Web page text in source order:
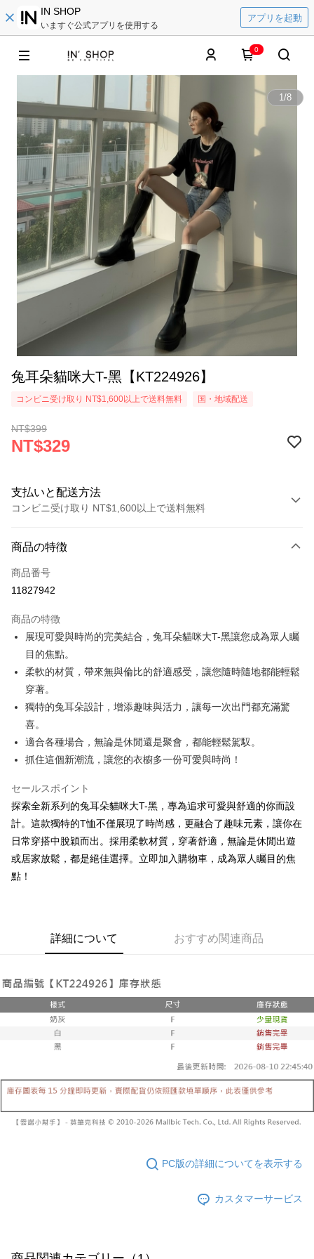
IN SHOP
いますぐ公式アプリを使用する
アプリを起動
0
1/8
兔耳朵貓咪大T-黑【KT224926】
コンビニ受け取り NT$1,600以上で送料無料 国・地域配送
NT$399
NT$329
支払いと配送方法
コンビニ受け取り NT$1,600以上で送料無料
クレジットカード1回払い
コンビニ店頭代金引換
Apple Pay
JKOPAY
Google Pay
OP Pay Later
説明
【OP Pay Later 使用説明】
1. 本サービスは台湾大哥大によって提供され、台湾大哥大のユーザーは追
的に OP Pay Later の取引プロセスに移行し、携帯番号を確認後、分割払
いの回数や支払い期限を選択し、支払いを確認すると取引が完了します。
3. 実際の承認額、分割回数および費用については、後続の取引確認ページ
を基準とします。
4. 注文成立後30分以内に確認取引を行わない場合や審査が通過しない場
合、注文は自動的にキャンセルされます。「転専審査」に未通過の状況が
発生した場合は、システムの評価基準に達していないことを意味し、評価
内容についての説明はいたしかねます。
1. 分割払いの金額は電信請求書に統合されず、「OP Pay Later」は毎月の
締め日後に支払いリマインダーのSMSを送信します。
支払いを選択できます。
【注意事項】
1. 本サービスは「台湾大哥大株式会社」（以下「当社」といいます）によ
って提供され、ユーザーが取引時に本サービスを通じて商品やサービスを
購入できるようにし、店舗が売買／分割払い売買の債権を当社に譲渡した
2. 「OP Pay Later」を利用する契約関係の目的から、店舗はあなたの個人
および利用するために、当社があなた本人と分割請求書に必要な情報の確
認、照合および修正を行います。
3. 完全なユーザーサービス規約については、以下のリンクを参照してくだ
AFTEE代金後払い
一、 AFTEE代金後払いについて
1.お支払い方法でAFTEE代金後払いを選択すると、携帯電話認証ウィンド
ウが表示されます。
2.SMSで認証してお支払い手続を進めてください。
3.注文するときのお支払いは不要です。商品はご指定の住所に配送されま
4.ご注文が完了すると、携帯に支払い通知のSMSが届きます。アプリ会員
の場合は、AFTEE アプリプッシュ通知が届きます。
代金納付期限は最短で 14 日以内ですので、ご注意ください。AFTEE アプ
リをダウンロードして AFTEE 会員になるとお支払い期限を最長 45 日以内
お支払期限は、ショップが請求した期日と、AFTEEで延長できる日数をも
とに計算されます。AFTEEで注文すると、商品を受け取るまで支払い期限
を延長できますが、商品を期限内に受け取れない場合があります（例：予
わらず、AFTEEで指定された期限内にお支払いください。
1.初回 AFTEEを ご利用の際に、認証結果及び当社の審査の結果に基づ
き、限度額が設定されます。
3.現在、台湾の会員のみご利用いただけます。
ます。当サービスご利用の際に提供しなければならない個人情報（注文者
す。AFTEEの個人情報の収集、処理、利用について、詳細はAFTEE公式ホ
AFTEEの初回ご利用の際に、審査を通過すれば、最高額がNT$10,000にな
ATM払い
配送方法
全家取貨付款
配送毎にNT$60、NT$1,800以上で送料無料
已關閉，請勿下單
已關閉，請勿下單(付取)
配送毎にNT$10,000
7-11取貨付款
配送毎にNT$60、NT$1,800以上で送料無料
付款後7-11取貨
配送毎にNT$60、NT$1,600以上で送料無料
宅配
送料を確認
商品の特徴
商品番号
11827942
商品の特徴
展現可愛與時尚的完美結合，兔耳朵貓咪大T-黑讓您成為眾人矚
目的焦點。
柔軟的材質，帶來無與倫比的舒適感受，讓您隨時隨地都能輕鬆
穿著。
獨特的兔耳朵設計，增添趣味與活力，讓每一次出門都充滿驚
喜。
適合各種場合，無論是休閒還是聚會，都能輕鬆駕馭。
抓住這個新潮流，讓您的衣櫥多一份可愛與時尚！
セールスポイント
探索全新系列的兔耳朵貓咪大T-黑，專為追求可愛與舒適的你而設
計。這款獨特的T恤不僅展現了時尚感，更融合了趣味元素，讓你在
日常穿搭中脫穎而出。採用柔軟材質，穿著舒適，無論是休閒出遊
或居家放鬆，都是絕佳選擇。立即加入購物車，成為眾人矚目的焦
點！
詳細について おすすめ関連商品
PC版の詳細についてを表示する
カスタマーサービス